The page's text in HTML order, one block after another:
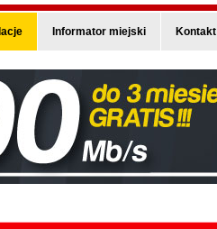
Informator miejski Kontakt